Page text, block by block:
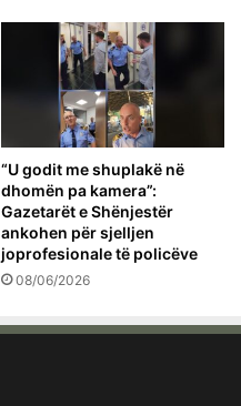
“U godit me shuplakë në
dhomën pa kamera”:
Gazetarët e Shënjestër
ankohen për sjelljen
joprofesionale të policëve
08/06/2026